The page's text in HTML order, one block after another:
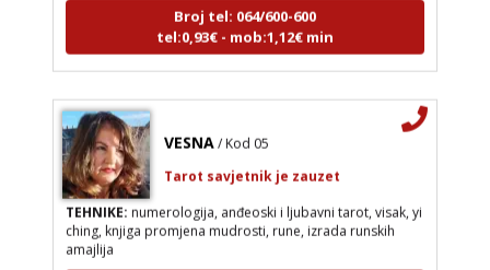
Broj tel: 064/600-600
tel:0,93€ - mob:1,12€ min
VESNA / Kod 05
Tarot savjetnik je zauzet
TEHNIKE:numerologija, anđeoski i ljubavni tarot, visak, yi
ching, knjiga promjena mudrosti, rune, izrada runskih
amajlija